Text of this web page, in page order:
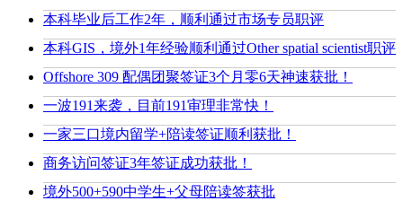
本科毕业后工作2年，顺利通过市场专员职评
本科GIS，境外1年经验顺利通过Other spatial scientist职评
Offshore 309 配偶团聚签证3个月零6天神速获批！
一波191来袭，目前191审理非常快！
一家三口境内留学+陪读签证顺利获批！
商务访问签证3年签证成功获批！
境外500+590中学生+父母陪读签获批